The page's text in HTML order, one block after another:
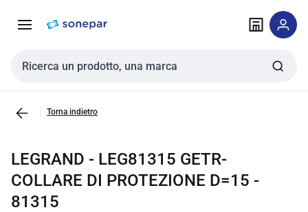
navigazione alla
Cerca input
Torna indietro
LEGRAND - LEG81315 GETR-
COLLARE DI PROTEZIONE D=15 -
81315